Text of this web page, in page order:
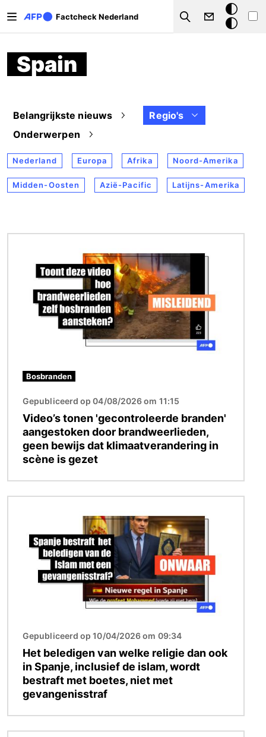
Factcheck Nederland
Search
Donkere
modus
Spain
Belangrijkste nieuws
Regio's
Onderwerpen
Nederland Europa Afrika Noord-Amerika
Midden-Oosten Azië-Pacific Latijns-Amerika
Bosbranden
Gepubliceerd op 04/08/2026 om 11:15
Video’s tonen 'gecontroleerde branden'
aangestoken door brandweerlieden,
geen bewijs dat klimaatverandering in
scène is gezet
Gepubliceerd op 10/04/2026 om 09:34
Het beledigen van welke religie dan ook
in Spanje, inclusief de islam, wordt
bestraft met boetes, niet met
gevangenisstraf